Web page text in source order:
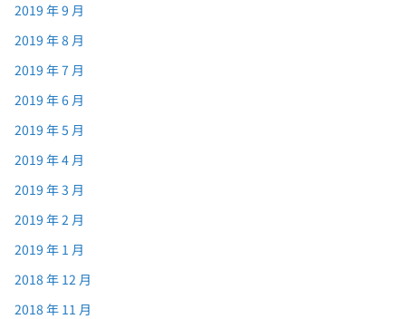
2019 年 9 月
2019 年 8 月
2019 年 7 月
2019 年 6 月
2019 年 5 月
2019 年 4 月
2019 年 3 月
2019 年 2 月
2019 年 1 月
2018 年 12 月
2018 年 11 月